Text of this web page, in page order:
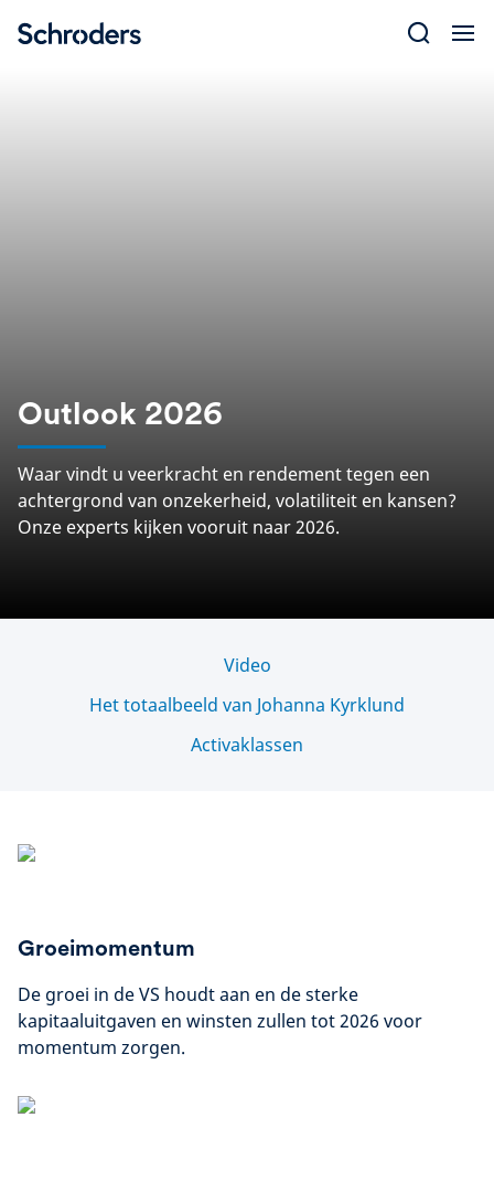
Outlook 2026
Waar vindt u veerkracht en rendement tegen een
achtergrond van onzekerheid, volatiliteit en kansen?
Onze experts kijken vooruit naar 2026.
Video
Het totaalbeeld van Johanna Kyrklund
Activaklassen
Groeimomentum
De groei in de VS houdt aan en de sterke
kapitaaluitgaven en winsten zullen tot 2026 voor
momentum zorgen.